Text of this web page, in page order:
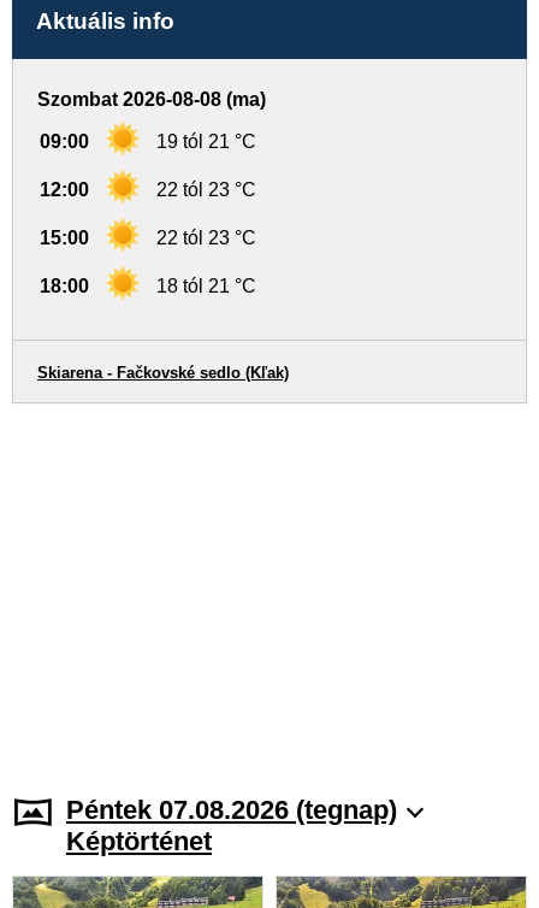
Aktuális info
Szombat 2026-08-08 (ma)
09:00 19 tól 21 °C
12:00 22 tól 23 °C
15:00 22 tól 23 °C
18:00 18 tól 21 °C
Skiarena - Fačkovské sedlo (Kľak)
Péntek 07.08.2026 (tegnap)
Képtörténet